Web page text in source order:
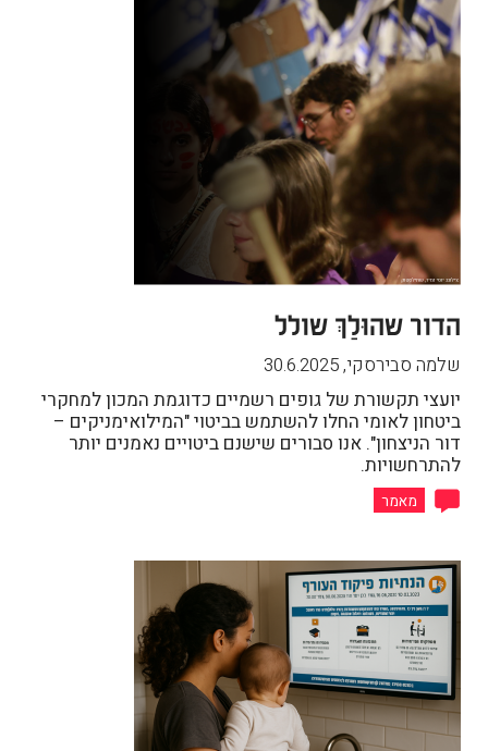
הדור שהוּלַךְ שולל
שלמה סבירסקי,
30.6.2025
יועצי תקשורת של גופים רשמיים כדוגמת המכון למחקרי
ביטחון לאומי החלו להשתמש בביטוי "המילואימניקים –
דור הניצחון". אנו סבורים שישנם ביטויים נאמנים יותר
להתרחשויות.
מאמר